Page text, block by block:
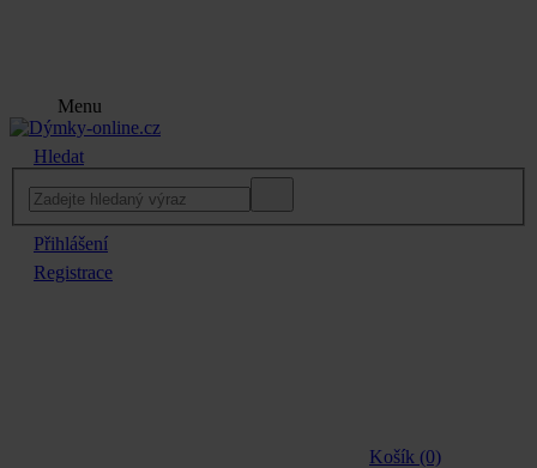
Menu
Hledat
Přihlášení
Registrace
Košík (0)